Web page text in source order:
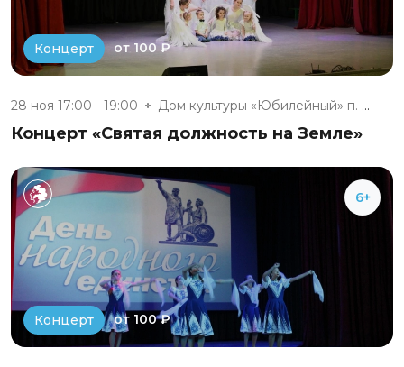
Концерт от 100 ₽
28 ноя 17:00 - 19:00 Дом культуры «Юбилейный» п. Бе...
Концерт «Святая должность на Земле»
6+
Концерт от 100 ₽